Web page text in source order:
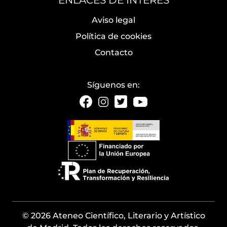
Aviso legal
Política de cookies
Contacto
Síguenos en:
© 2026 Ateneo Científico, Literario y Artístico